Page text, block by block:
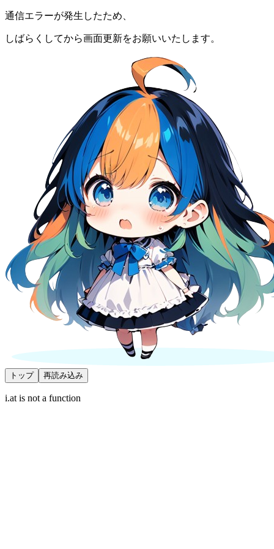
通信エラーが発生したため、
しばらくしてから画面更新をお願いいたします。
トップ 再読み込み
i.at is not a function